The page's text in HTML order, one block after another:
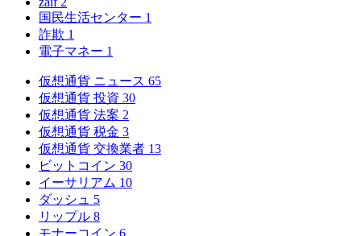
国民生活センター 1
詐欺 1
電子マネー 1
仮想通貨 ニュース 65
仮想通貨 投資 30
仮想通貨 法案 2
仮想通貨 税金 3
仮想通貨 交換業者 13
ビットコイン 30
イーサリアム 10
ダッシュ 5
リップル 8
モナーコイン 6